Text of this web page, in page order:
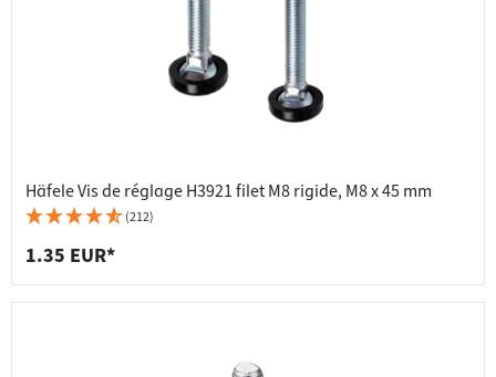
Häfele Vis de réglage H3921 filet M8 rigide, M8 x 45 mm
(212)
1.35 EUR*